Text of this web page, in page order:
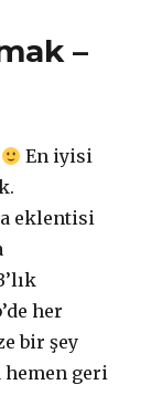
–
En iyisi
eklentisi
her
bir şey
hemen geri